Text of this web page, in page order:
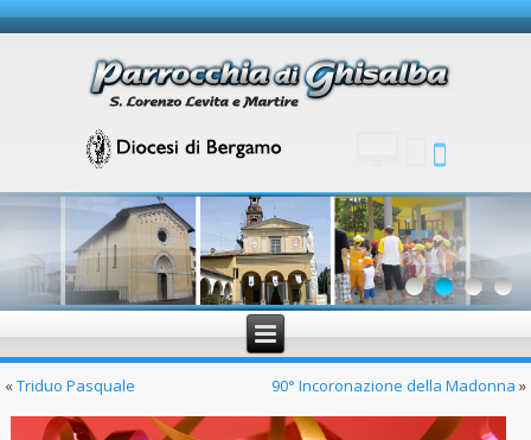
«Triduo Pasquale 90° Incoronazione della Madonna »